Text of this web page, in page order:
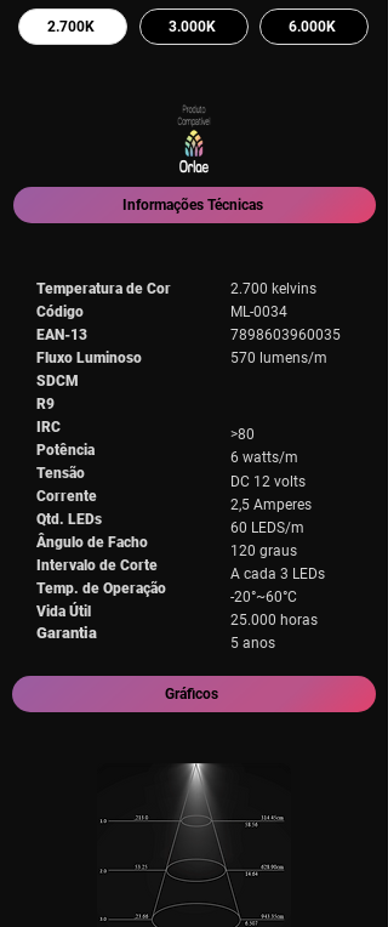
2.700K 3.000K 6.000K
Informações Técnicas
>80
6 watts/m
DC 12 volts
2,5 Amperes
60 LEDS/m
120 graus
A cada 3 LEDs
-20°~60°C
25.000 horas
5 anos
2.700 kelvins
ML-0034
7898603960035
570 lumens/m
Gráficos
Temperatura de Cor
Código
EAN-13
Fluxo Luminoso
SDCM
R9
IRC
Potência
Tensão
Corrente
Qtd. LEDs
Ângulo de Facho
Intervalo de Corte
Temp. de Operação
Vida Útil
Garantia